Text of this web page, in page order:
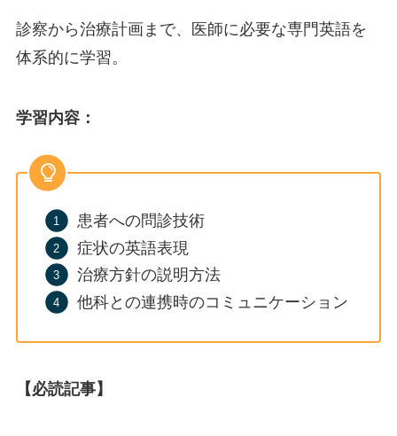
診察から治療計画まで、医師に必要な専門英語を
体系的に学習。
学習内容：
患者への問診技術
症状の英語表現
治療方針の説明方法
他科との連携時のコミュニケーション
【必読記事】